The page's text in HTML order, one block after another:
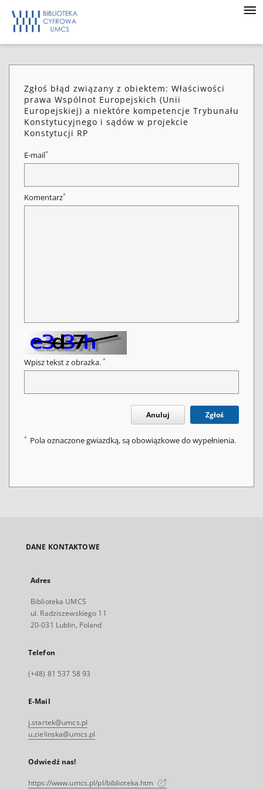
Zgłoś błąd związany z obiektem: Właściwości
prawa Wspólnot Europejskich (Unii
Europejskiej) a niektóre kompetencje Trybunału
Konstytucyjnego i sądów w projekcie
Konstytucji RP
E-mail*
Komentarz*
Wpisz tekst z obrazka. *
Anuluj Zgłoś
* Pola oznaczone gwiazdką, są obowiązkowe do wypełnienia.
DANE KONTAKTOWE
Adres
Biblioteka UMCS
ul. Radziszewskiego 11
20-031 Lublin, Poland
Telefon
(+48) 81 537 58 93
E-Mail
j.startek@umcs.pl
u.zielinska@umcs.pl
Odwiedź nas!
https://www.umcs.pl/pl/biblioteka.htm